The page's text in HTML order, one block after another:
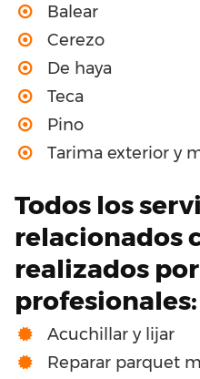
Balear
Cerezo
De haya
Teca
Pino
Tarima exterior y
Todos los
relacionados
realizados
profesionales:
Acuchillar y lijar
Reparar parquet